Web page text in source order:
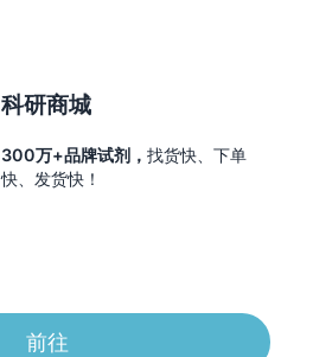
科研商城
300万+品牌试剂，找货快、下单
快、发货快！
前往